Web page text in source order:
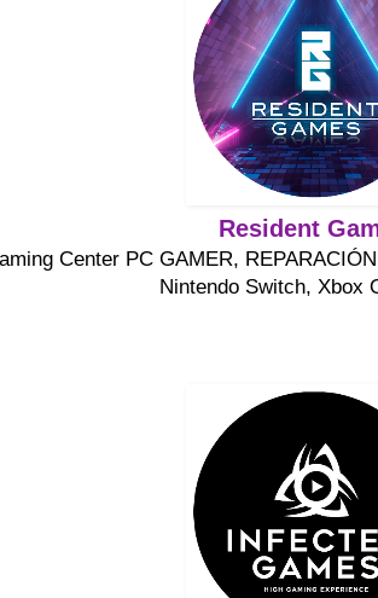
Resident
Center PC GAMER,
Nintendo Switch, Xbox